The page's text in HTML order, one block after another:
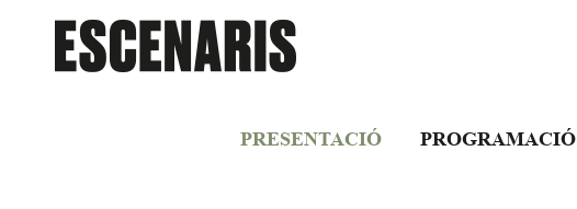
PRESENTACIÓ PROGRAMACIÓ